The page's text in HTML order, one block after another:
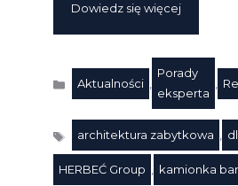
Dowiedz się więcej
Kategorie
Aktualności
Porady
eksperta
architektura zabytkowa ,
HERBEĆ Group , kamionka